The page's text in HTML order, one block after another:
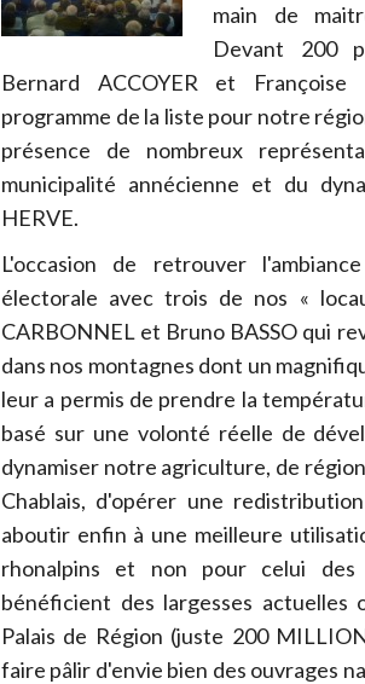
main de
Devant 200
Bernard ACCOYER et
programme de la liste pour notre
présence de nombreux
municipalité annécienne et du
HERVE.
L'occasion de retrouver
électorale avec trois de nos «
CARBONNEL et Bruno BASSO qui
dans nos montagnes dont un
leur a permis de prendre la
basé sur une volonté réelle de
dynamiser notre agriculture, de
Chablais, d'opérer une
aboutir enfin à une meilleure
rhonalpins et non pour celui des
bénéficient des largesses actuelles
Palais de Région (juste 200
faire pâlir d'envie bien des ouvrages